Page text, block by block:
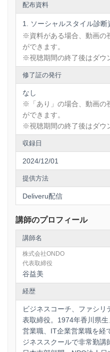
配布資料
ソーシャルスタイル診断
※資料がある場合、動画の
ができます。
※視聴期間の終了後はダウ
修了証の発行
なし
※「あり」の場合、動画の
ができます。
※視聴期間の終了後はダウ
収録日
2024/12/01
提供方法
Deliveru配信
講師のプロフィール
講師名
株式会社ONDO
代表取締役
谷益美
経歴
ビジネスコーチ、ファシ
表取締役。1974年香川県
営業職、IT企業営業職を経
ジネススクールで非常勤講